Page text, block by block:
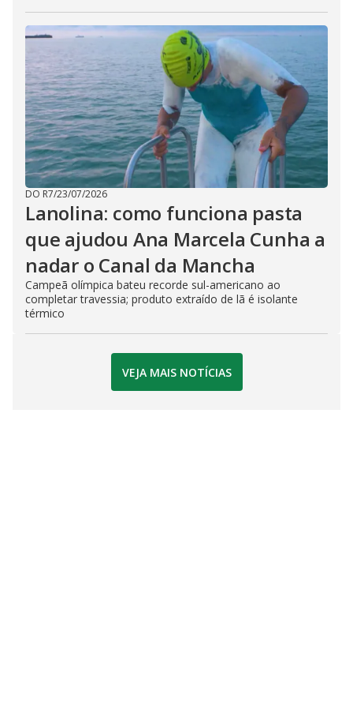
DO R7/23/07/2026
Lanolina: como funciona pasta
que ajudou Ana Marcela Cunha a
nadar o Canal da Mancha
Campeã olímpica bateu recorde sul-americano ao
completar travessia; produto extraído de lã é isolante
térmico
VEJA MAIS NOTÍCIAS